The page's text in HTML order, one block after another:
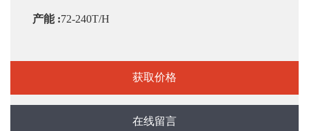
产能 :72-240T/H
获取价格
在线留言